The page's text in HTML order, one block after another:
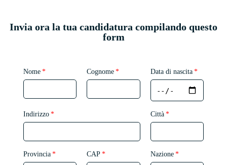
Invia ora la tua candidatura compilando questo
form
Nome Cognome Data di nascita
Indirizzo Città
Provincia CAP Nazione